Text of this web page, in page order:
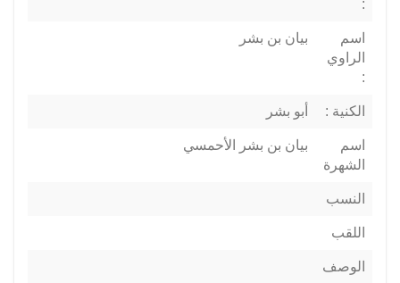
:
اسم
الراوي
:
بيان بن بشر
الكنية : أبو بشر
اسم
الشهرة
بيان بن بشر الأحمسي
النسب
اللقب
الوصف